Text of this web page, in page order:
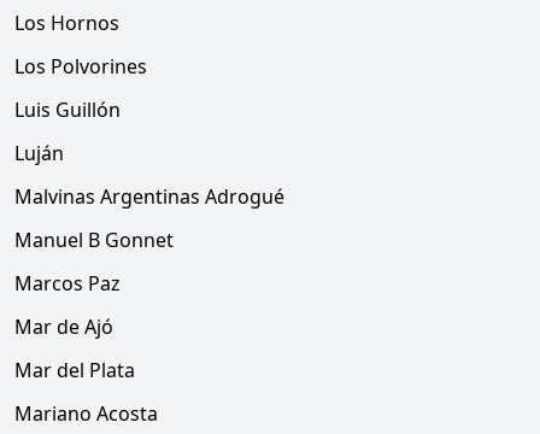
Los Hornos
Los Polvorines
Luis Guillón
Luján
Malvinas Argentinas Adrogué
Manuel B Gonnet
Marcos Paz
Mar de Ajó
Mar del Plata
Mariano Acosta